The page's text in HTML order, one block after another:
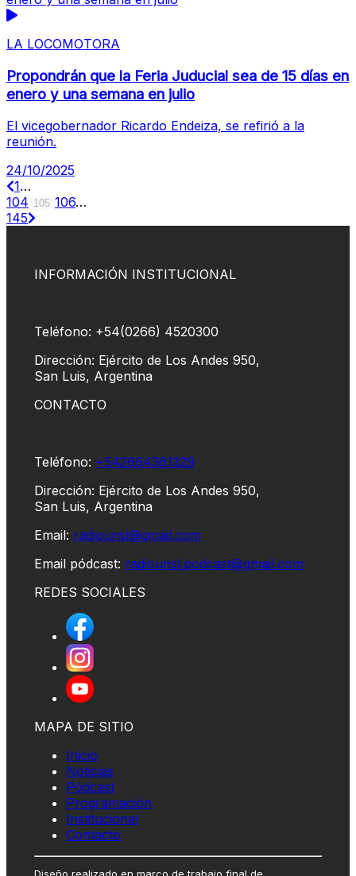
LA LOCOMOTORA
Propondrán que la Feria Juducial sea de 15 días en
enero y una semana en julio
El vicegobernador Ricardo Endeiza, se refirió a la
reunión.
24/10/2025
1…
104 105 106…
145
INFORMACIÓN INSTITUCIONAL
Teléfono: +54(0266) 4520300
Dirección: Ejército de Los Andes 950,
San Luis, Argentina
CONTACTO
Teléfono: +542664361329
Dirección: Ejército de Los Andes 950,
San Luis, Argentina
Email: radiounsl@gmail.com
Email pódcast: radiounsl.podcast@gmail.com
REDES SOCIALES
MAPA DE SITIO
Inicio
Noticias
Pódcast
Programación
Institucional
Contacto